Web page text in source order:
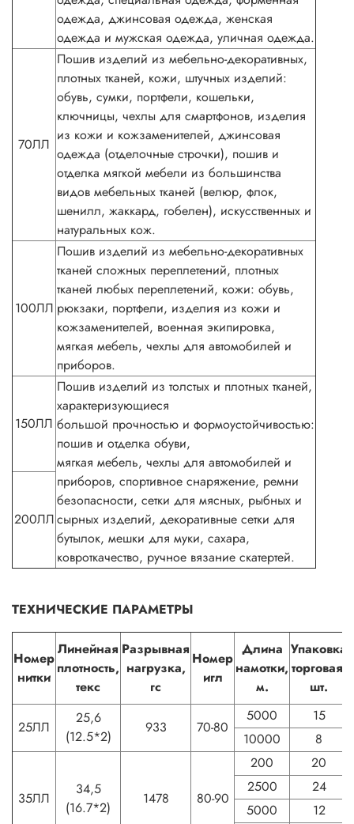
одежда, джинсовая одежда, женская
одежда и мужская одежда, уличная одежда.
70ЛЛ
Пошив изделий из мебельно-декоративных,
плотных тканей, кожи, штучных изделий:
обувь, сумки, портфели, кошельки,
ключницы, чехлы для смартфонов, изделия
из кожи и кожзаменителей, джинсовая
одежда (отделочные строчки), пошив и
отделка мягкой мебели из большинства
видов мебельных тканей (велюр, флок,
шенилл, жаккард, гобелен), искусственных и
натуральных кож.
100ЛЛ
Пошив изделий из мебельно-декоративных
тканей сложных переплетений, плотных
тканей любых переплетений, кожи: обувь,
рюкзаки, портфели, изделия из кожи и
кожзаменителей, военная экипировка,
мягкая мебель, чехлы для автомобилей и
приборов.
150ЛЛ
Пошив изделий из толстых и плотных тканей,
характеризующиеся
большой прочностью и формоустойчивостью:
пошив и отделка обуви,
мягкая мебель, чехлы для автомобилей и
приборов, спортивное снаряжение, ремни
безопасности, сетки для мясных, рыбных и
сырных изделий, декоративные сетки для
бутылок, мешки для муки, сахара,
ковроткачество, ручное вязание скатертей.
200ЛЛ
ТЕХНИЧЕСКИЕ ПАРАМЕТРЫ
Номер
нитки
Линейная
плотность,
текс
Разрывная
нагрузка,
гс
Номер
игл
Длина
намотки,
м.
Упаковка
торговая,
шт.
25ЛЛ
25,6
(12.5*2)
933 70-80
5000
15
10000
8
35ЛЛ
34,5
(16.7*2)
1478 80-90
200
20
2500
24
5000
12